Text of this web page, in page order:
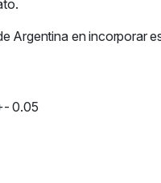
Argentina en incorporar
0.05